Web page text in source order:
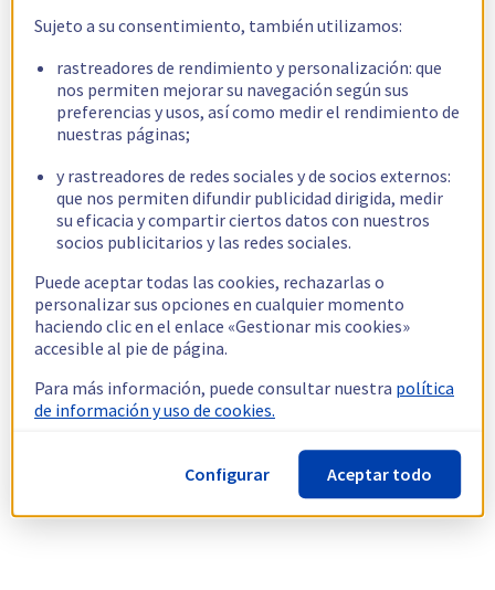
Sujeto a su consentimiento, también utilizamos:
rastreadores de rendimiento y personalización: que
nos permiten mejorar su navegación según sus
preferencias y usos, así como medir el rendimiento de
nuestras páginas;
y rastreadores de redes sociales y de socios externos:
que nos permiten difundir publicidad dirigida, medir
su eficacia y compartir ciertos datos con nuestros
socios publicitarios y las redes sociales.
Puede aceptar todas las cookies, rechazarlas o
personalizar sus opciones en cualquier momento
haciendo clic en el enlace «Gestionar mis cookies»
accesible al pie de página.
Para más información, puede consultar nuestra política
de información y uso de cookies.
Configurar Aceptar todo